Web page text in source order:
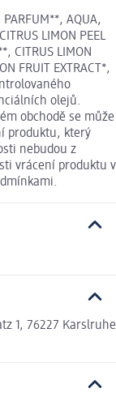
PARFUM**, AQUA,
LIMON PEEL
CITRUS LIMON
FRUIT EXTRACT*,
olejů.
obchodě se může
produktu, který
nebudou z
vrácení produktu v
1, 76227 Karslruhe